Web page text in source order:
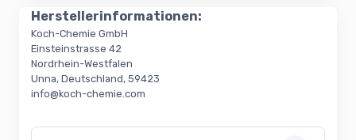
Herstellerinformationen:
Koch-Chemie GmbH
Einsteinstrasse 42
Nordrhein-Westfalen
Unna, Deutschland, 59423
info@koch-chemie.com